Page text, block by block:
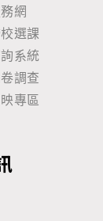
網
選課
系統
調查
專區